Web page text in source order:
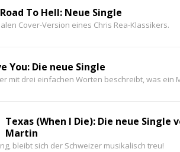
To Hell: Neue Single
Cover-Version eines Chris Rea-Klassikers.
You: Die neue Single
mit drei einfachen Worten beschreibt, was ein
Texas (When I Die): Die neue Single
Martin
bleibt sich der Schweizer musikalisch treu!